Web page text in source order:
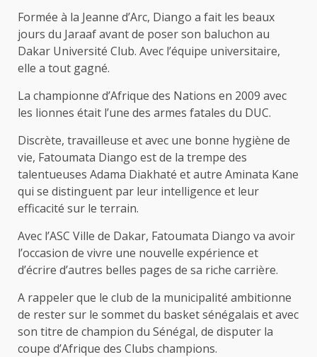
Formée à la Jeanne d’Arc, Diango a fait les beaux
jours du Jaraaf avant de poser son baluchon au
Dakar Université Club. Avec l’équipe universitaire,
elle a tout gagné.
La championne d’Afrique des Nations en 2009 avec
les lionnes était l’une des armes fatales du DUC.
Discrète, travailleuse et avec une bonne hygiène de
vie, Fatoumata Diango est de la trempe des
talentueuses Adama Diakhaté et autre Aminata Kane
qui se distinguent par leur intelligence et leur
efficacité sur le terrain.
Avec l’ASC Ville de Dakar, Fatoumata Diango va avoir
l’occasion de vivre une nouvelle expérience et
d’écrire d’autres belles pages de sa riche carrière.
A rappeler que le club de la municipalité ambitionne
de rester sur le sommet du basket sénégalais et avec
son titre de champion du Sénégal, de disputer la
coupe d’Afrique des Clubs champions.